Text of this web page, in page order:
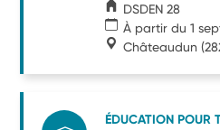
DSDEN 28
À partir du 1
Châteaudun
ÉDUCATION POUR